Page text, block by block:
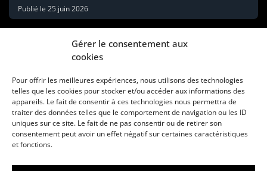
Gérer le consentement aux
cookies
Pour offrir les meilleures expériences, nous utilisons des technologies
telles que les cookies pour stocker et/ou accéder aux informations des
appareils. Le fait de consentir à ces technologies nous permettra de
traiter des données telles que le comportement de navigation ou les ID
uniques sur ce site. Le fait de ne pas consentir ou de retirer son
consentement peut avoir un effet négatif sur certaines caractéristiques
et fonctions.
Publié le 25 juin 2026
Une marque d’Agora Médias, éditeur de presse